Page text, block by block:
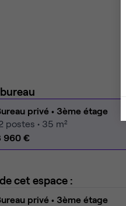
privé • 3ème étage
postes • 35 m²
960 €
cet espace :
privé • 3ème étage